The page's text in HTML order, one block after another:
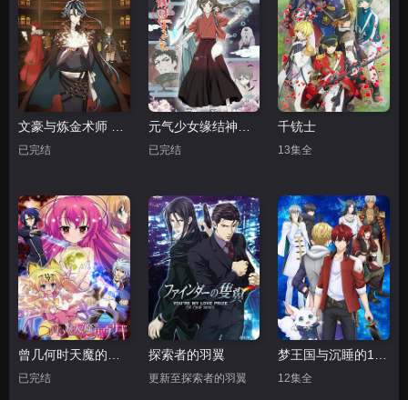
已完结 已完结
千铳士
13集全
曾几何时天魔的黑兔
已完结
探索者的羽翼
更新至探索者的羽翼
梦王国与沉睡的100名王子
12集全